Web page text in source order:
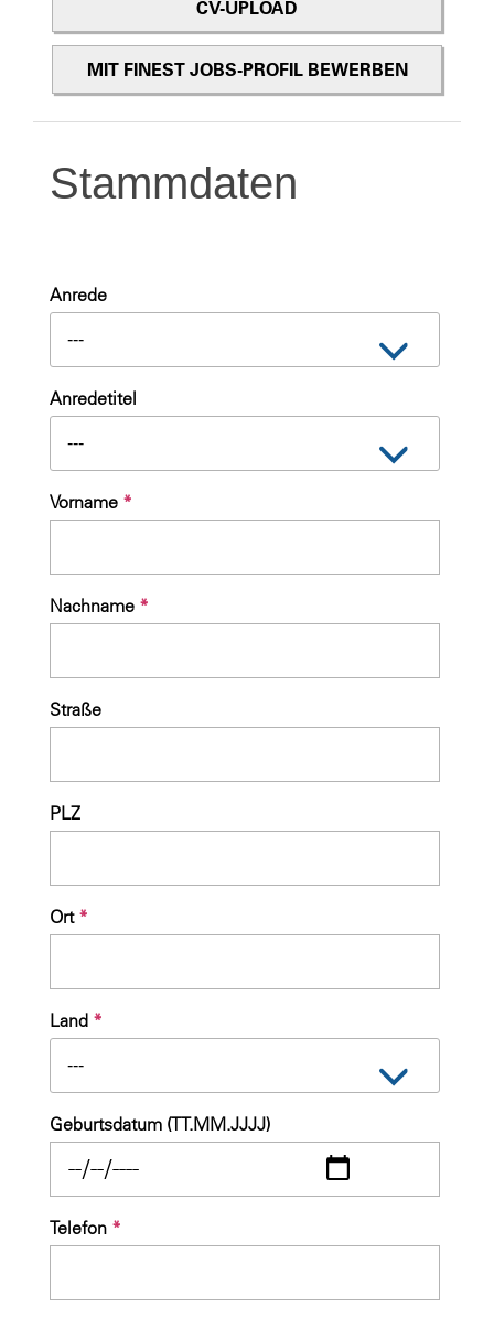
CV-UPLOAD
MIT FINEST JOBS-PROFIL BEWERBEN
Stammdaten
Anrede
---
Anredetitel
---
Vorname *
Nachname *
Straße
PLZ
Ort *
Land *
---
Geburtsdatum (TT.MM.JJJJ)
Telefon *